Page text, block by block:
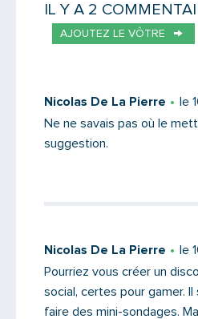
IL Y A 2
AJOUTEZ LE VÔTRE
Nicolas De La Pierre le
Ne ne savais pas où le
suggestion.
Nicolas De La Pierre le
Pourriez vous créer un
social, certes pour gamer.
faire des mini-sondages.